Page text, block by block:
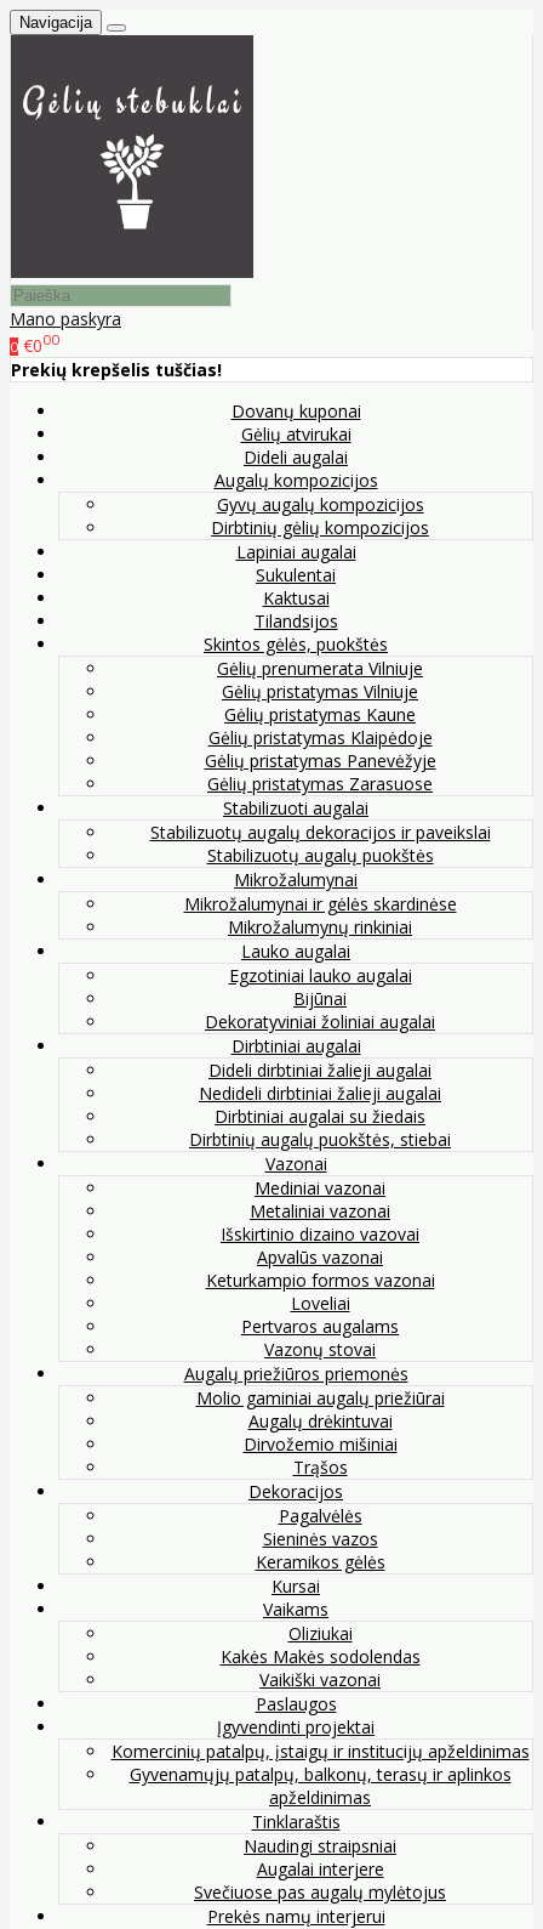
Navigacija
Mano paskyra
0 €000
Prekių krepšelis tuščias!
Dovanų kuponai
Gėlių atvirukai
Dideli augalai
Augalų kompozicijos
Gyvų augalų kompozicijos
Dirbtinių gėlių kompozicijos
Lapiniai augalai
Sukulentai
Kaktusai
Tilandsijos
Skintos gėlės, puokštės
Gėlių prenumerata Vilniuje
Gėlių pristatymas Vilniuje
Gėlių pristatymas Kaune
Gėlių pristatymas Klaipėdoje
Gėlių pristatymas Panevėžyje
Gėlių pristatymas Zarasuose
Stabilizuoti augalai
Stabilizuotų augalų dekoracijos ir paveikslai
Stabilizuotų augalų puokštės
Mikrožalumynai
Mikrožalumynai ir gėlės skardinėse
Mikrožalumynų rinkiniai
Lauko augalai
Egzotiniai lauko augalai
Bijūnai
Dekoratyviniai žoliniai augalai
Dirbtiniai augalai
Dideli dirbtiniai žalieji augalai
Nedideli dirbtiniai žalieji augalai
Dirbtiniai augalai su žiedais
Dirbtinių augalų puokštės, stiebai
Vazonai
Mediniai vazonai
Metaliniai vazonai
Išskirtinio dizaino vazovai
Apvalūs vazonai
Keturkampio formos vazonai
Loveliai
Pertvaros augalams
Vazonų stovai
Augalų priežiūros priemonės
Molio gaminiai augalų priežiūrai
Augalų drėkintuvai
Dirvožemio mišiniai
Trąšos
Dekoracijos
Pagalvėlės
Sieninės vazos
Keramikos gėlės
Kursai
Vaikams
Oliziukai
Kakės Makės sodolendas
Vaikiški vazonai
Paslaugos
Įgyvendinti projektai
Komercinių patalpų, įstaigų ir institucijų apželdinimas
Gyvenamųjų patalpų, balkonų, terasų ir aplinkos
apželdinimas
Tinklaraštis
Naudingi straipsniai
Augalai interjere
Svečiuose pas augalų mylėtojus
Prekės namų interjerui